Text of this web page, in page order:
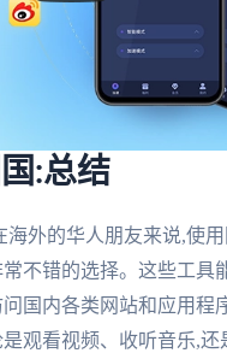
:总结
海外的华人朋友来说,使
不错的选择。这些工具
国内各类网站和应用程
观看视频、收听音乐,还